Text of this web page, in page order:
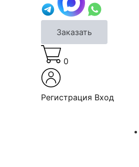
Заказать
0
Регистрация Вход